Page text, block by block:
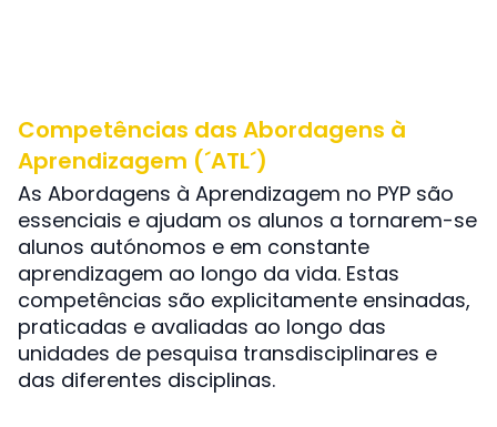
Competências das Abordagens à
Aprendizagem (´ATL´)
As Abordagens à Aprendizagem no PYP são
essenciais e ajudam os alunos a tornarem-se
alunos autónomos e em constante
aprendizagem ao longo da vida. Estas
competências são explicitamente ensinadas,
praticadas e avaliadas ao longo das
unidades de pesquisa transdisciplinares e
das diferentes disciplinas.